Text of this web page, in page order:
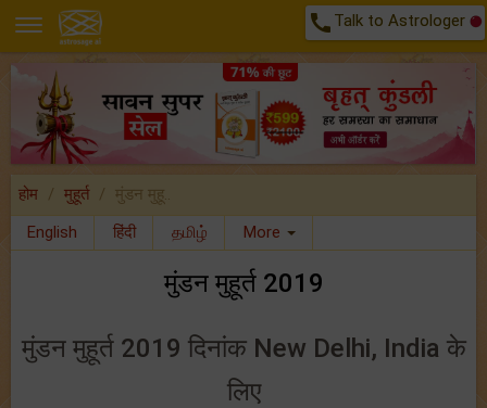
call Talk to Astrologer
होम मुहूर्त
मुंडन मुहू..
English
हिंदी தமிழ் More
मुंडन मुहूर्त 2019
मुंडन मुहूर्त 2019 दिनांक New Delhi, India के
लिए